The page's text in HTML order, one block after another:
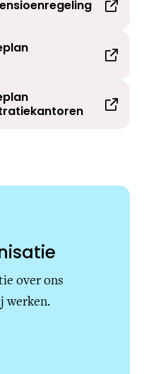
over ons
werken.